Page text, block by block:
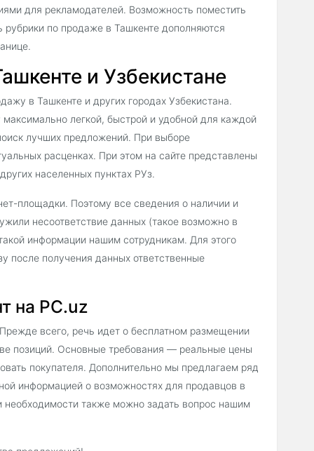
для рекламодателей. Возможность поместить
по продаже в Ташкенте дополняются
и Узбекистане
в Ташкенте и других городах Узбекистана.
легкой, быстрой и удобной для каждой
лучших предложений. При выборе
расценках. При этом на сайте представлены
населенных пунктах РУз.
площадки. Поэтому все сведения о наличии и
несоответствие данных (такое возможно в
информации нашим сотрудникам. Для этого
после получения данных ответственные
на PC.uz
всего, речь идет о бесплатном размещении
позиций. Основные требования — реальные цены
покупателя. Дополнительно мы предлагаем ряд
информацией о возможностях для продавцов в
необходимости также можно задать вопрос нашим